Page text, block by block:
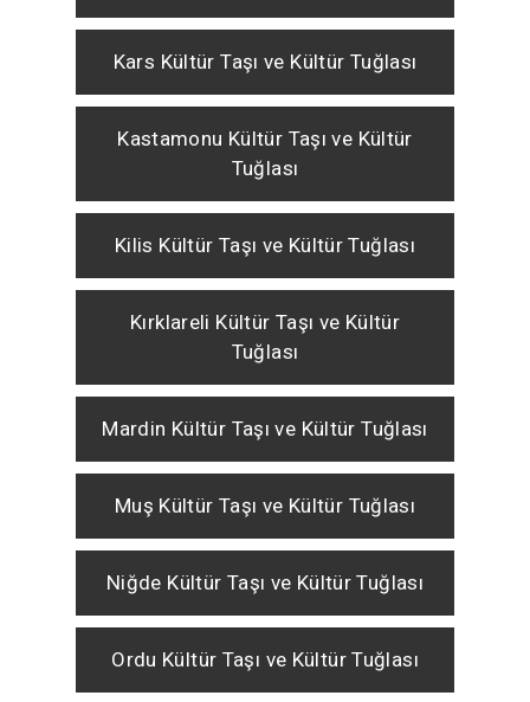
Kars Kültür Taşı ve Kültür Tuğlası
Kastamonu Kültür Taşı ve Kültür
Tuğlası
Kilis Kültür Taşı ve Kültür Tuğlası
Kırklareli Kültür Taşı ve Kültür
Tuğlası
Mardin Kültür Taşı ve Kültür Tuğlası
Muş Kültür Taşı ve Kültür Tuğlası
Niğde Kültür Taşı ve Kültür Tuğlası
Ordu Kültür Taşı ve Kültür Tuğlası